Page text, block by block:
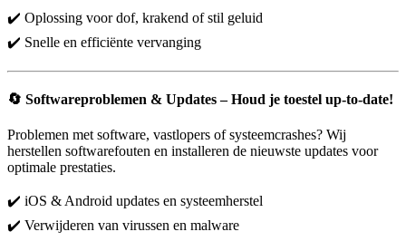
✔️ Oplossing voor dof, krakend of stil geluid
✔️ Snelle en efficiënte vervanging
🔄 Softwareproblemen & Updates – Houd je toestel up-to-date!
Problemen met software, vastlopers of systeemcrashes? Wij
herstellen softwarefouten en installeren de nieuwste updates voor
optimale prestaties.
✔️ iOS & Android updates en systeemherstel
✔️ Verwijderen van virussen en malware